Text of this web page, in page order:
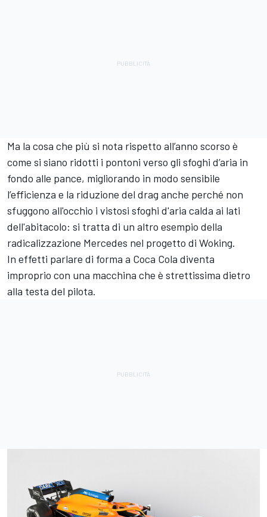
Ma la cosa che più si nota rispetto all’anno scorso è
come si siano ridotti i pontoni verso gli sfoghi d’aria in
fondo alle pance, migliorando in modo sensibile
l’efficienza e la riduzione del drag anche perché non
sfuggono all'occhio i vistosi sfoghi d'aria calda ai lati
dell'abitacolo: si tratta di un altro esempio della
radicalizzazione Mercedes nel progetto di Woking.
In effetti parlare di forma a Coca Cola diventa
improprio con una macchina che è strettissima dietro
alla testa del pilota.